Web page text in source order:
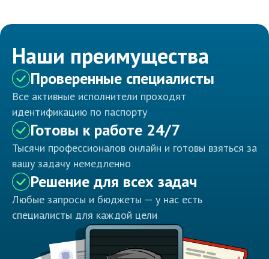
Наши преимущества
Проверенные специалисты
Все активные исполнители проходят
идентификацию по паспорту
Готовы к работе 24/7
Тысячи профессионалов онлайн и готовы взяться за
вашу задачу немедленно
Решение для всех задач
Любые запросы и бюджеты — у нас есть
специалисты для каждой цели